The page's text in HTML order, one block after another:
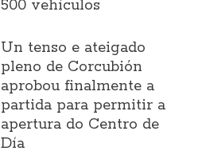
500 vehículos
Un tenso e ateigado
pleno de Corcubión
aprobou finalmente a
partida para permitir a
apertura do Centro de
Día